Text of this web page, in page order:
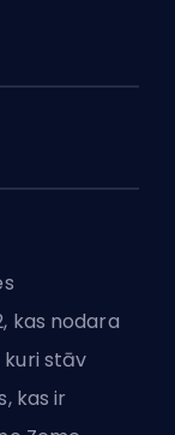
kas nodara
stāv
kas ir